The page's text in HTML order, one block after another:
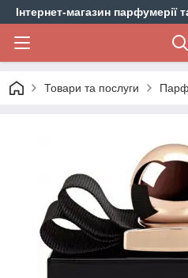
Інтернет-магазин парфумерії
Товари та послуги